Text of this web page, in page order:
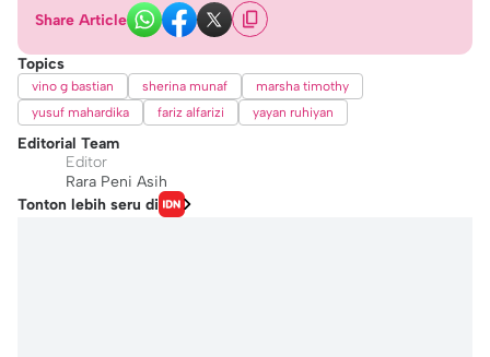
Share Article
Topics
vino g bastian sherina munaf
marsha timothy
yusuf mahardika
fariz alfarizi yayan ruhiyan
Editorial Team
Editor
Rara Peni Asih
Tonton lebih seru di